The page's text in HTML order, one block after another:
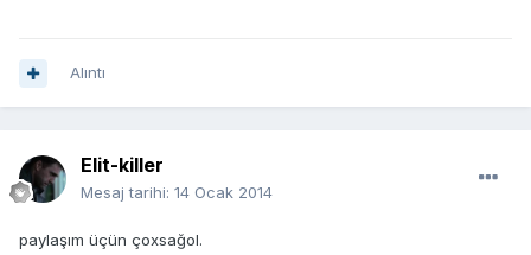
Alıntı
Elit-killer
Mesaj tarihi: 14 Ocak 2014
paylaşım üçün çoxsağol.